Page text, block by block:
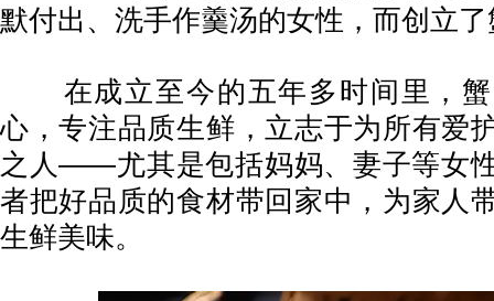
默付出、洗手作羹汤的女性，而创立
在成立至今的五年多时间里，蟹
心，专注品质生鲜，立志于为所有爱
之人——尤其是包括妈妈、妻子等女
者把好品质的食材带回家中，为家人
生鲜美味。